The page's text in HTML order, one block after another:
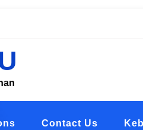
Contact Us